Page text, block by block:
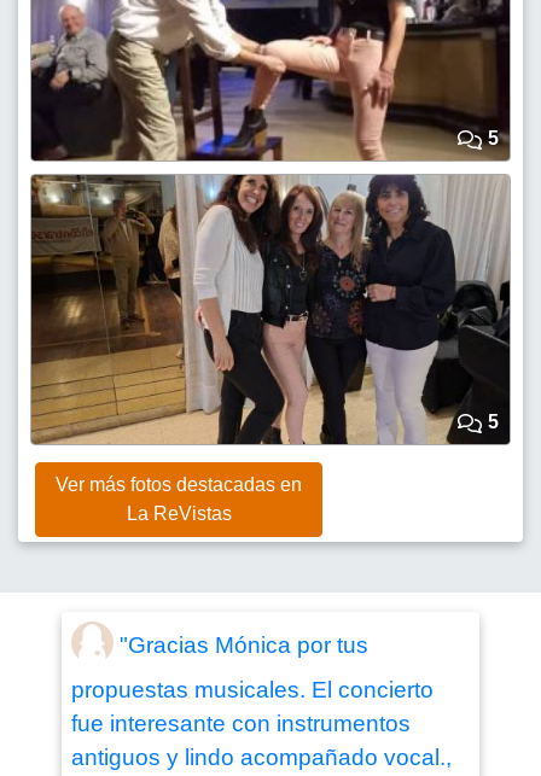
5
5
Ver más fotos destacadas en
La ReVistas
"Gracias Mónica por tus
propuestas musicales. El concierto
fue interesante con instrumentos
antiguos y lindo acompañado vocal.,